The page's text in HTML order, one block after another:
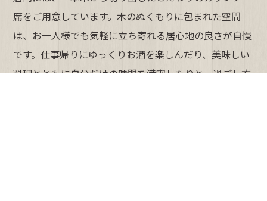
席をご用意しています。木のぬくもりに包まれた空間
は、お一人様でも気軽に立ち寄れる居心地の良さが自慢
です。仕事帰りにゆっくりお酒を楽しんだり、美味しい
料理とともに自分だけの時間を満喫したりと、過ごし方